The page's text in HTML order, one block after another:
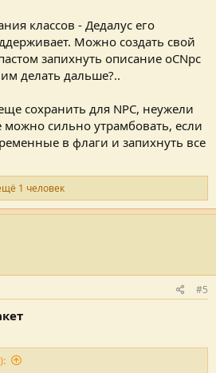
классов - Дедалус его
Можно создать свой
запихнуть описание oCNpc
делать дальше?..
сохранить для NPC, неужели
сильно утрамбовать, если
в флаги и запихнуть все
1 человек
#5